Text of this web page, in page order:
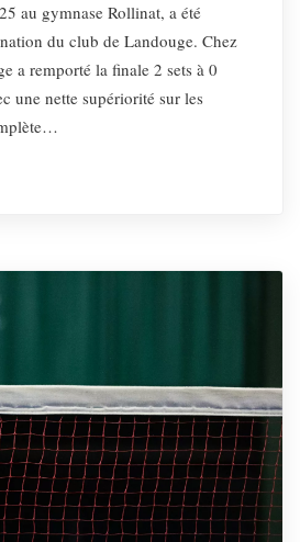
au gymnase Rollinat, a été
du club de Landouge. Chez
a remporté la finale 2 sets à 0
une nette supériorité sur les